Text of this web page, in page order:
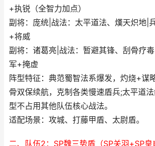
+执锐（全智力加点）
副将：庞统|战法：太平道法、熯天炽地|
+将威
副将：诸葛亮|战法：暂避其锋、刮骨疗
军+掩虚
阵型特征：典范蜀智法系爆发，灼烧+谋
骨双保续航，克制各类慢速盾兵;太平道
型不占用其他队伍核心战法。
适配场景：攻城、打藤甲盾、太尉盾。
二、队伍2：SP魏三势盾（SP关羽+SP